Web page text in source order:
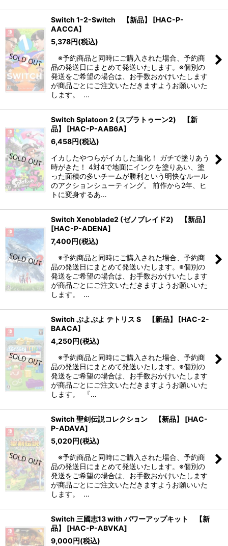
Switch 1-2-Switch 【新品】 [HAC-P-
AACCA]
5,378円(税込)
※予約商品と同時にご購入された場合、予約商
品の発送日にまとめて発送いたします。※個別の
発送をご希望の場合は、お手数おかけいたします
が商品ごとにご注文いただきますようお願いいた
します。 …
Switch Splatoon 2 (スプラトゥーン2) 【新
品】
[HAC-P-AAB6A]
6,458円(税込)
イカしたやつらがイカした進化！ ガチで塗りあう
時がきた！ 4対4で地面にインクを塗りあい、塗
った面積の多いチームが勝利という明快なルール
のアクションシューティング。 前作から2年、ヒ
トに変身するあ…
Switch Xenoblade2 (ゼノブレイド2) 【新品】
[HAC-P-ADENA]
7,400円(税込)
※予約商品と同時にご購入された場合、予約商
品の発送日にまとめて発送いたします。※個別の
発送をご希望の場合は、お手数おかけいたします
が商品ごとにご注文いただきますようお願いいた
します。 …
Switch ぷよぷよ テトリス S 【新品】 [HAC-2-
BAACA]
4,250円(税込)
※予約商品と同時にご購入された場合、予約商
品の発送日にまとめて発送いたします。※個別の
発送をご希望の場合は、お手数おかけいたします
が商品ごとにご注文いただきますようお願いいた
します。 『…
Switch 聖剣伝説コレクション 【新品】 [HAC-
P-ADAVA]
5,020円(税込)
※予約商品と同時にご購入された場合、予約商
品の発送日にまとめて発送いたします。※個別の
発送をご希望の場合は、お手数おかけいたします
が商品ごとにご注文いただきますようお願いいた
します。 …
Switch 三國志13 with パワーアップキット 【新
品】
[HAC-P-ABVKA]
9,000円(税込)